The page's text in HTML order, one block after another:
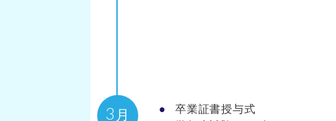
3月
卒業証書授与式